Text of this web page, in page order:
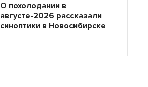
О похолодании в
августе-2026 рассказали
синоптики в Новосибирске